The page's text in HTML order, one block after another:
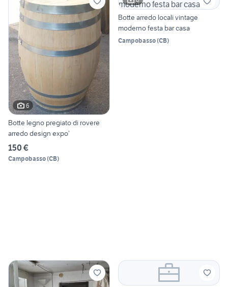
6
Botte legno pregiato di rovere
arredo design expo’
150 €
Campobasso(CB)
Botte arredo locali vintage
moderno festa bar casa
Campobasso(CB)